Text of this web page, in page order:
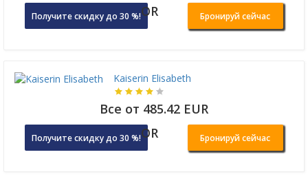
Получите скидку до 30 %!OR Бронируй сейчас
Kaiserin Elisabeth
Все от 485.42 EUR
Получите скидку до 30 %!OR Бронируй сейчас